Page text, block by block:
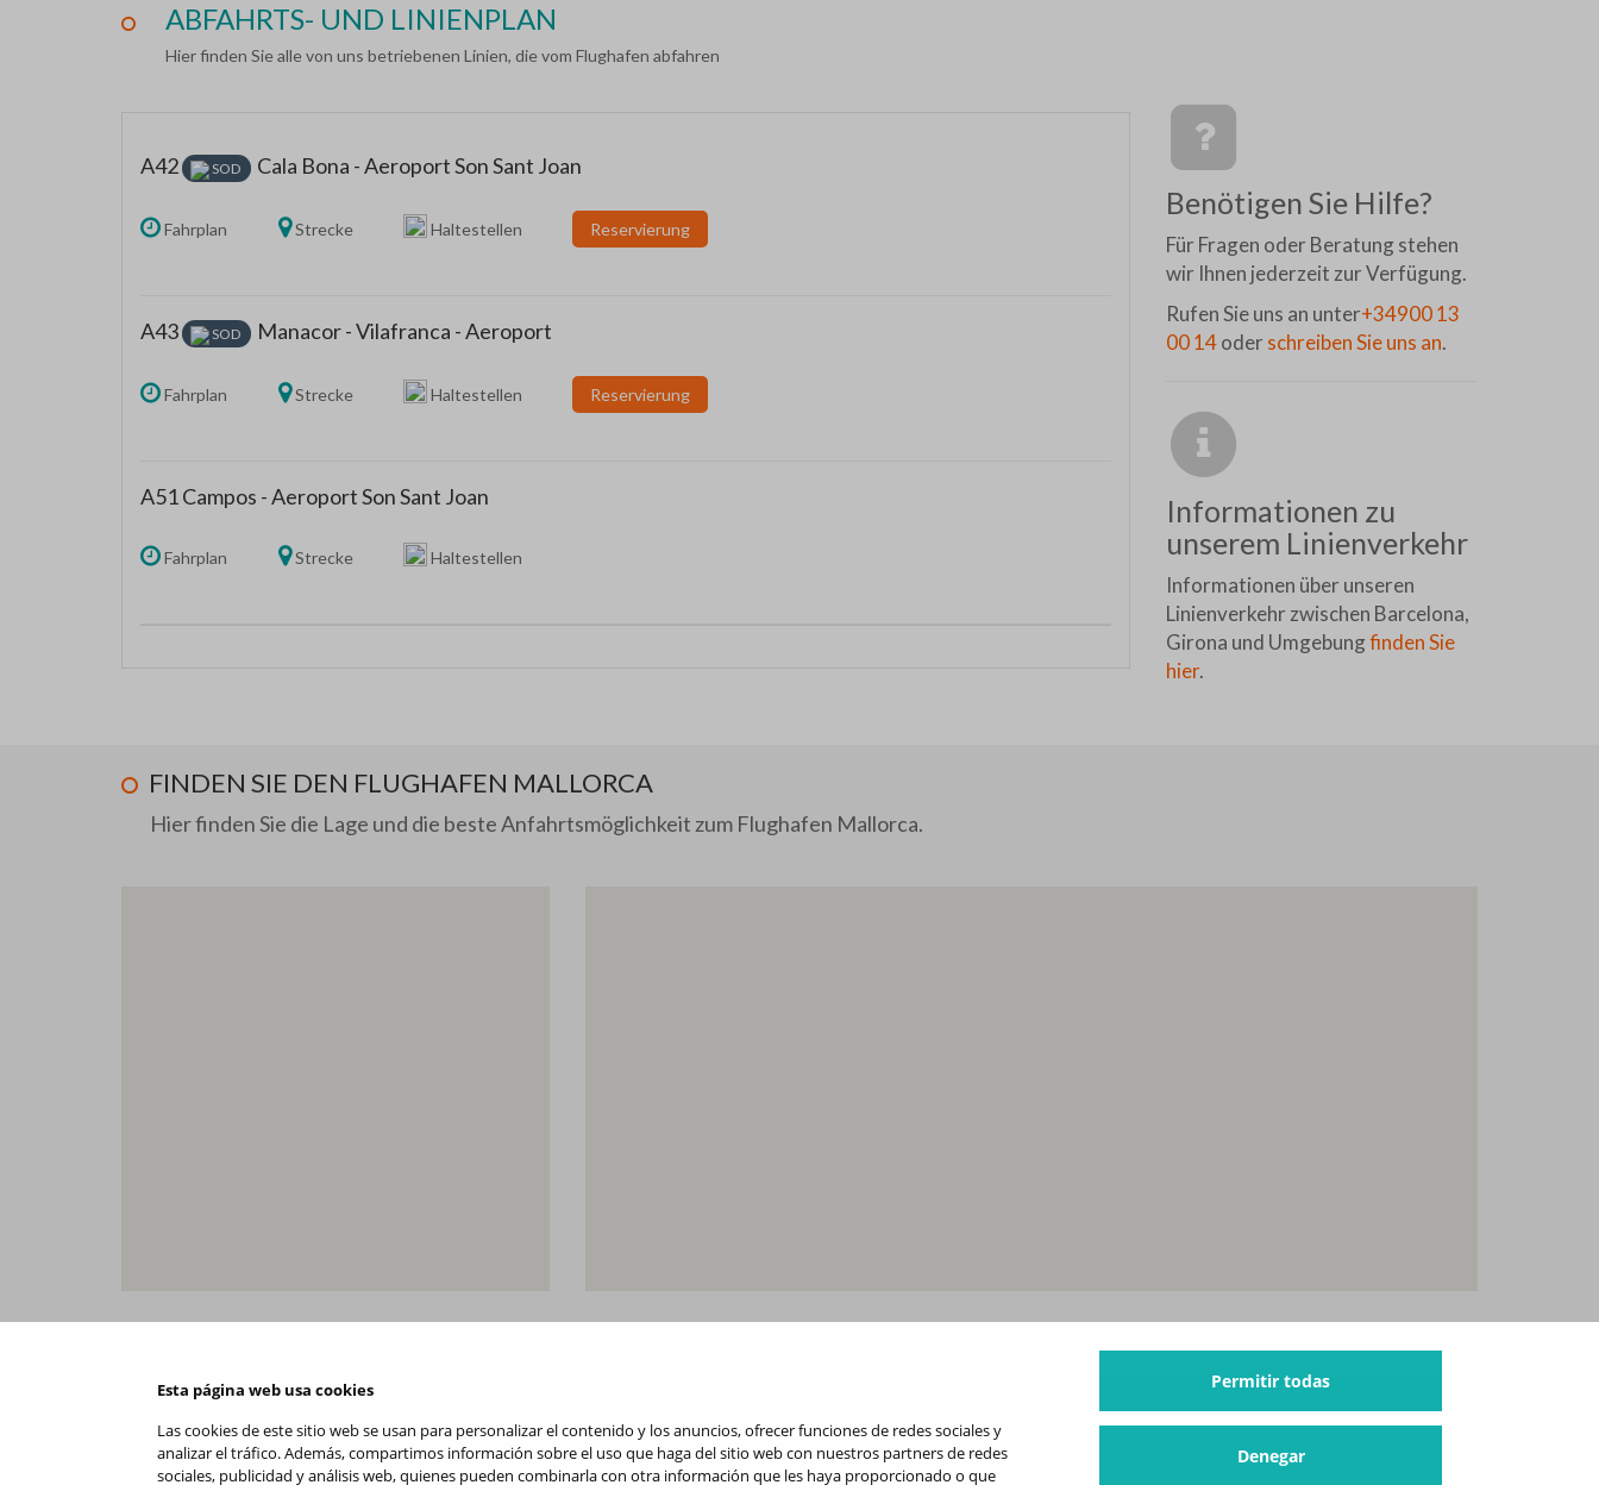
Esta página web usa cookies
Las cookies de este sitio web se usan para personalizar el contenido y los anuncios, ofrecer funciones de redes sociales y
analizar el tráfico. Además, compartimos información sobre el uso que haga del sitio web con nuestros partners de redes
sociales, publicidad y análisis web, quienes pueden combinarla con otra información que les haya proporcionado o que
Permitir todas
Denegar
ABFAHRTS- UND LINIENPLAN
Hier finden Sie alle von uns betriebenen Linien, die vom Flughafen abfahren
A42 SOD Cala Bona - Aeroport Son Sant Joan
Fahrplan Strecke Haltestellen Reservierung
A43 SOD Manacor - Vilafranca - Aeroport
Fahrplan Strecke Haltestellen Reservierung
A51 Campos - Aeroport Son Sant Joan
Fahrplan Strecke Haltestellen
Benötigen Sie Hilfe?
Für Fragen oder Beratung stehen
wir Ihnen jederzeit zur Verfügung.
Rufen Sie uns an unter+34900 13
00 14oder schreiben Sie uns an.
Informationen zu
unserem Linienverkehr
Informationen über unseren
Linienverkehr zwischen Barcelona,
Girona und Umgebungfinden Sie
hier.
FINDEN SIE DEN FLUGHAFEN MALLORCA
Hier finden Sie die Lage und die beste Anfahrtsmöglichkeit zum Flughafen Mallorca.